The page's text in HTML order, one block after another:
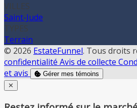
VILLES
Saint-Jude
TYPES
Terrain
© 2026 EstateFunnel. Tous droits
confidentialité Avis de collecte
et avis
Gérer mes témoins
Close
✕